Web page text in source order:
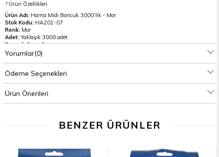
? Ürün Özellikleri
Ürün Adı: Hama Midi Boncuk 3000’lik - Mor
Stok Kodu: HA201-07
Renk: Mor
Adet: Yaklaşık 3000 adet
Boncuk Çapı:5 mm
Boncuk Yüksekliği:
Uyumlu Ürünler:Hama Midi boncuk tablaları ve ütü kağıtları
? Kullanım Bilgisi
Orta sıcaklıkta, dairesel hareketlerle ütülenerek sabitlenir.
Yetişkin gözetiminde güvenle uygulanabilir.
Mor rengiile tasarımlara zarafet, gizem ve estetik bir hava katar.
Yorumlar(0)
Ödeme Seçenekleri
Ürün Önerileri
BENZER ÜRÜNLER